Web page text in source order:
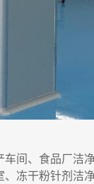
间、食品厂洁
冻干粉针剂洁